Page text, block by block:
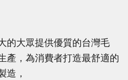
的大眾提供優質的台灣毛
產，為消費者打造最舒適的
造，